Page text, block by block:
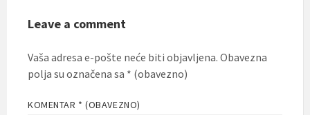
Leave a comment
Vaša adresa e-pošte neće biti objavljena. Obavezna
polja su označena sa * (obavezno)
KOMENTAR * (OBAVEZNO)